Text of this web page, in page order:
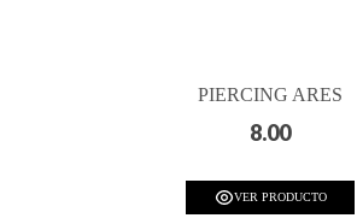
PIERCING ARES
8.00
VER PRODUCTO